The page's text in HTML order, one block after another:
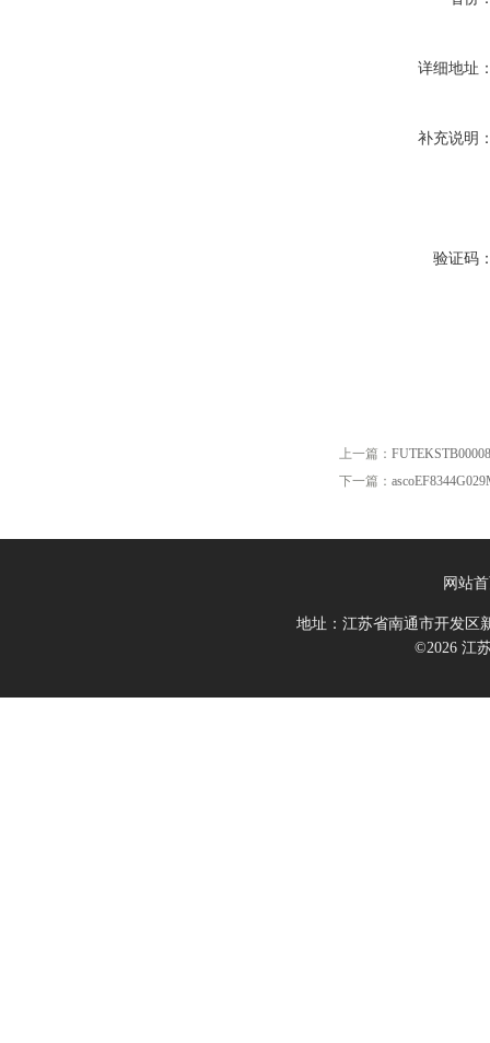
详细地址
补充说明
验证码
上一篇： FUTEKSTB00008
下一篇：
网站
地址：江苏省南通市开发区
©2026 江